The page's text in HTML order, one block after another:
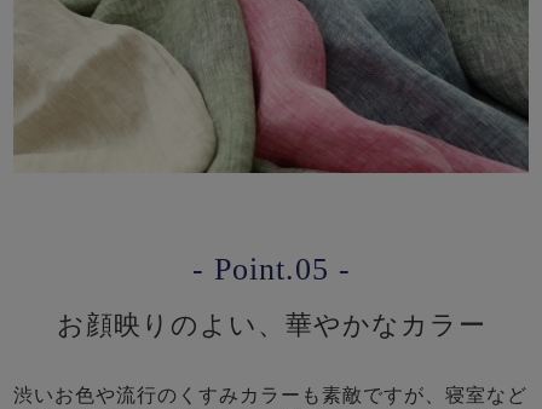
- Point.05 -
お顔映りのよい、華やかなカラー
渋いお色や流行のくすみカラーも素敵ですが、寝室など